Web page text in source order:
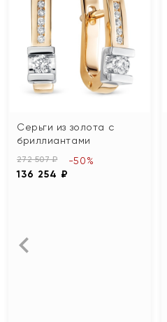
Серьги из золота с
бриллиантами
272 507 ₽
136 254 ₽
-50%